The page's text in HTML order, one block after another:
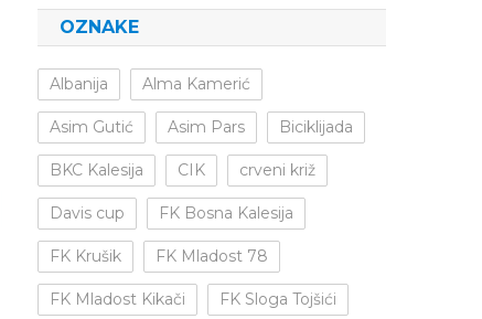
OZNAKE
Albanija Alma Kamerić
Asim Gutić Asim Pars Biciklijada
BKC Kalesija CIK crveni križ
Davis cup FK Bosna Kalesija
FK Krušik FK Mladost 78
FK Mladost Kikači FK Sloga Tojšići